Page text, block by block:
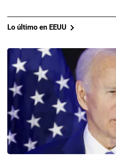
Lo último en EEUU